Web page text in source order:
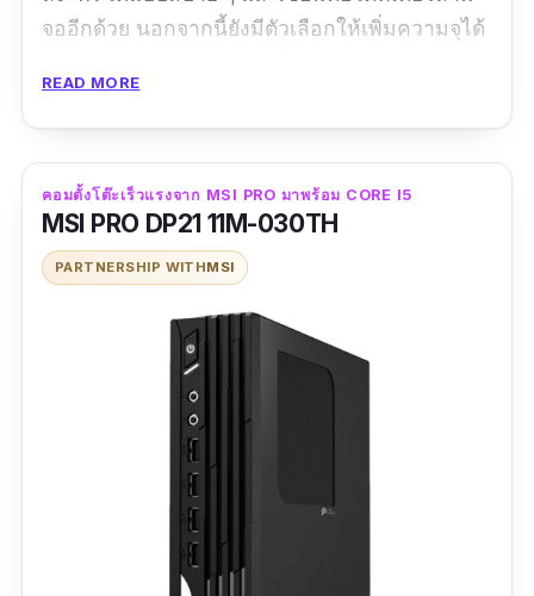
จออีกด้วย นอกจากนี้ยังมีตัวเลือกให้เพิ่มความจุได้
ข้อมูลที่ทำให้ทุกคนอุ่นใจมากขึ้น
READ MORE
คอมตั้งโต๊ะเร็วแรงจาก MSI PRO มาพร้อม CORE I5
MSI PRO DP21 11M-030TH
PARTNERSHIP WITHMSI